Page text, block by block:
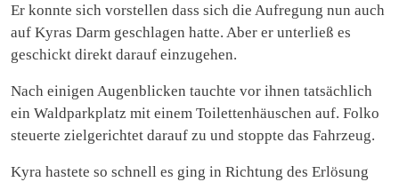
Er konnte sich vorstellen dass sich die Aufregung nun auch
auf Kyras Darm geschlagen hatte. Aber er unterließ es
geschickt direkt darauf einzugehen.
Nach einigen Augenblicken tauchte vor ihnen tatsächlich
ein Waldparkplatz mit einem Toilettenhäuschen auf. Folko
steuerte zielgerichtet darauf zu und stoppte das Fahrzeug.
Kyra hastete so schnell es ging in Richtung des Erlösung